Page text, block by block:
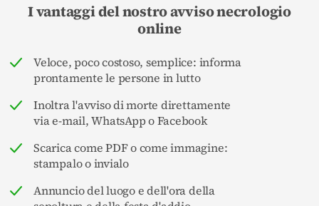
I vantaggi del nostro avviso necrologio
online
Veloce, poco costoso, semplice: informa
prontamente le persone in lutto
Inoltra l'avviso di morte direttamente
via e-mail, WhatsApp o Facebook
Scarica come PDF o come immagine:
stampalo o invialo
Annuncio del luogo e dell'ora della